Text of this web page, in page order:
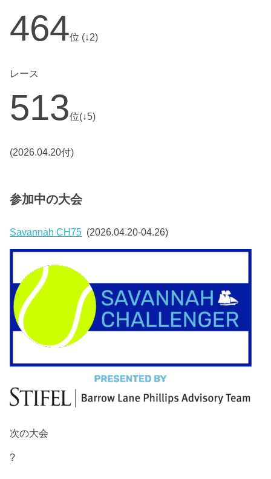
464位 (↓2)
レース
513位(↓5)
(2026.04.20付)
参加中の大会
Savannah CH75 (2026.04.20-04.26)
次の大会
?